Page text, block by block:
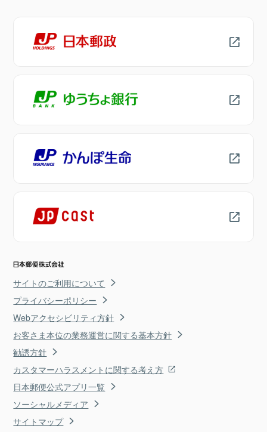
サイトのご利用について
プライバシーポリシー
Webアクセシビリティ方針
お客さま本位の業務運営に関する基本方針
勧誘方針
カスタマーハラスメントに関する考え方
日本郵便公式アプリ一覧
ソーシャルメディア
サイトマップ